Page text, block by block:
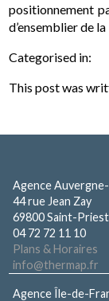
positionnement
d’ensemblier de
Categorised in:
This post was
Agence
44 rue Jean Zay
69800 Saint-Priest
04 72 72 11 10
Plans & Horaires
info@thermap.fr
Agence Île-de-